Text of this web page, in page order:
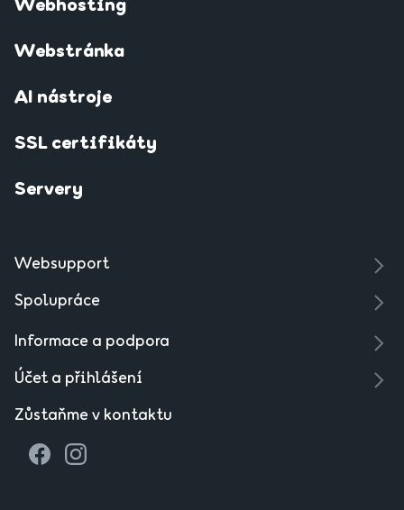
Webhosting
Webstránka
AI nástroje
SSL certifikáty
Servery
Websupport
Spolupráce
Informace a podpora
Účet a přihlášení
Zůstaňme v kontaktu